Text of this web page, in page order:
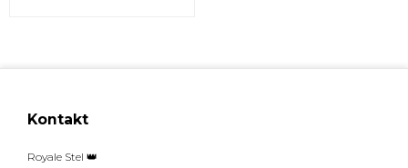
Kontakt
Royale Stel 👑